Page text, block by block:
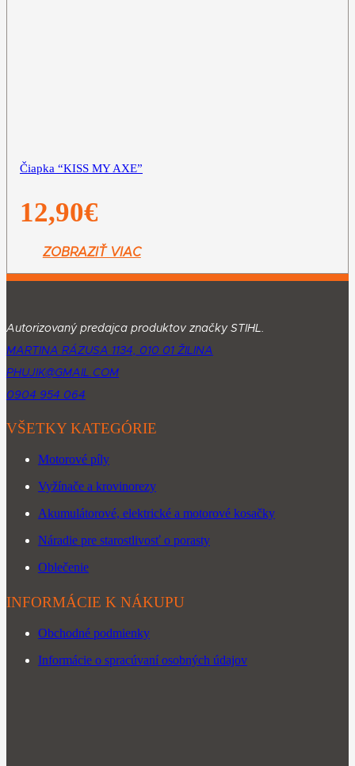
Čiapka “KISS MY AXE”
12,90€
ZOBRAZIŤ VIAC
Autorizovaný predajca produktov značky STIHL.
MARTINA RÁZUSA 1134, 010 01 ŽILINA
PHUJIK@GMAIL.COM
0904 954 064
VŠETKY KATEGÓRIE
Motorové píly
Vyžínače a krovinorezy
Akumulátorové, elektrické a motorové kosačky
Náradie pre starostlivosť o porasty
Oblečenie
INFORMÁCIE K NÁKUPU
Obchodné podmienky
Informácie o spracúvaní osobných údajov